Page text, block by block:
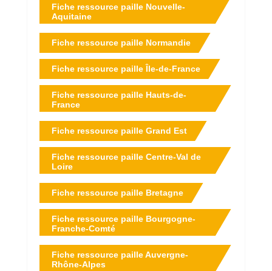
Fiche ressource paille Nouvelle-
Aquitaine
Fiche ressource paille Normandie
Fiche ressource paille Île-de-France
Fiche ressource paille Hauts-de-
France
Fiche ressource paille Grand Est
Fiche ressource paille Centre-Val de
Loire
Fiche ressource paille Bretagne
Fiche ressource paille Bourgogne-
Franche-Comté
Fiche ressource paille Auvergne-
Rhône-Alpes